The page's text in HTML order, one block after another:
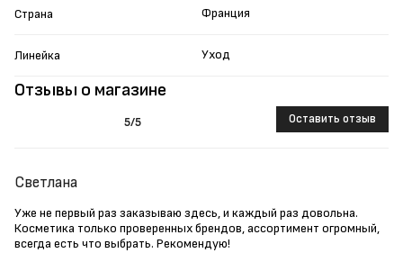
Отзывы о магазине
5/5 Оставить отзыв
Светлана
Уже не первый раз заказываю здесь, и каждый раз довольна.
Косметика только проверенных брендов, ассортимент огромный,
всегда есть что выбрать. Рекомендую!
Страна Франция
Линейка Уход